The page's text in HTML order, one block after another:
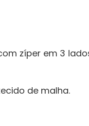
zíper em 3
de malha.